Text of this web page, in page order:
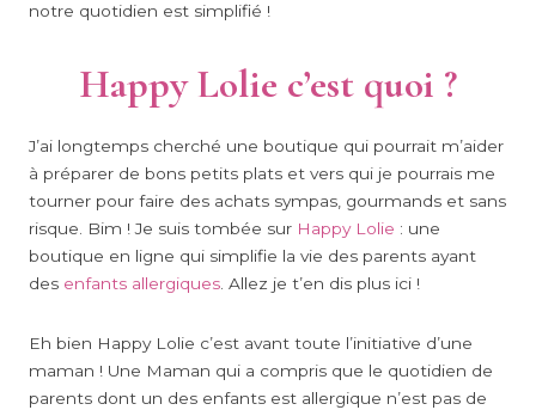
notre quotidien est simplifié !
Happy Lolie c’est quoi ?
J’ai longtemps cherché une boutique qui pourrait m’aider
à préparer de bons petits plats et vers qui je pourrais me
tourner pour faire des achats sympas, gourmands et sans
risque. Bim ! Je suis tombée sur Happy Lolie : une
boutique en ligne qui simplifie la vie des parents ayant
des enfants allergiques . Allez je t’en dis plus ici !
Eh bien Happy Lolie c’est avant toute l’initiative d’une
maman ! Une Maman qui a compris que le quotidien de
parents dont un des enfants est allergique n’est pas de